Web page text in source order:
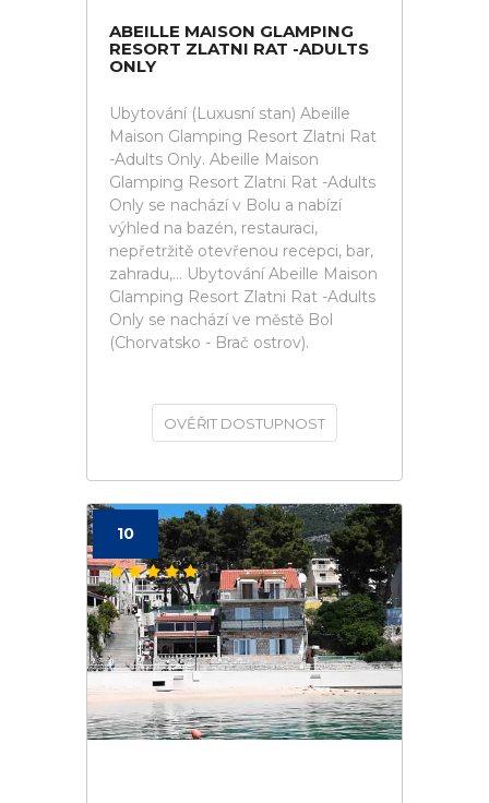
ABEILLE MAISON GLAMPING
RESORT ZLATNI RAT -ADULTS
ONLY
Ubytování (Luxusní stan) Abeille
Maison Glamping Resort Zlatni Rat
-Adults Only. Abeille Maison
Glamping Resort Zlatni Rat -Adults
Only se nachází v Bolu a nabízí
výhled na bazén, restauraci,
nepřetržitě otevřenou recepci, bar,
zahradu,... Ubytování Abeille Maison
Glamping Resort Zlatni Rat -Adults
Only se nachází ve městě Bol
(Chorvatsko - Brač ostrov).
OVĚŘIT DOSTUPNOST
10